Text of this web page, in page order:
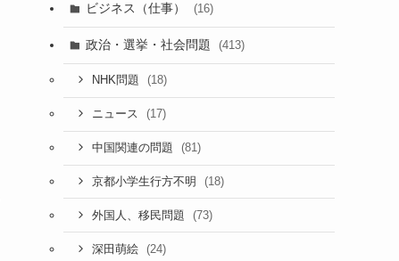
ビジネス（仕事） (16)
政治・選挙・社会問題 (413)
NHK問題 (18)
ニュース (17)
中国関連の問題 (81)
京都小学生行方不明 (18)
外国人、移民問題 (73)
深田萌絵 (24)